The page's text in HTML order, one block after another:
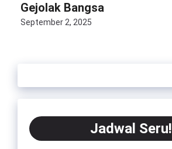
Gejolak Bangsa
September 2, 2025
Jadwal Seru!